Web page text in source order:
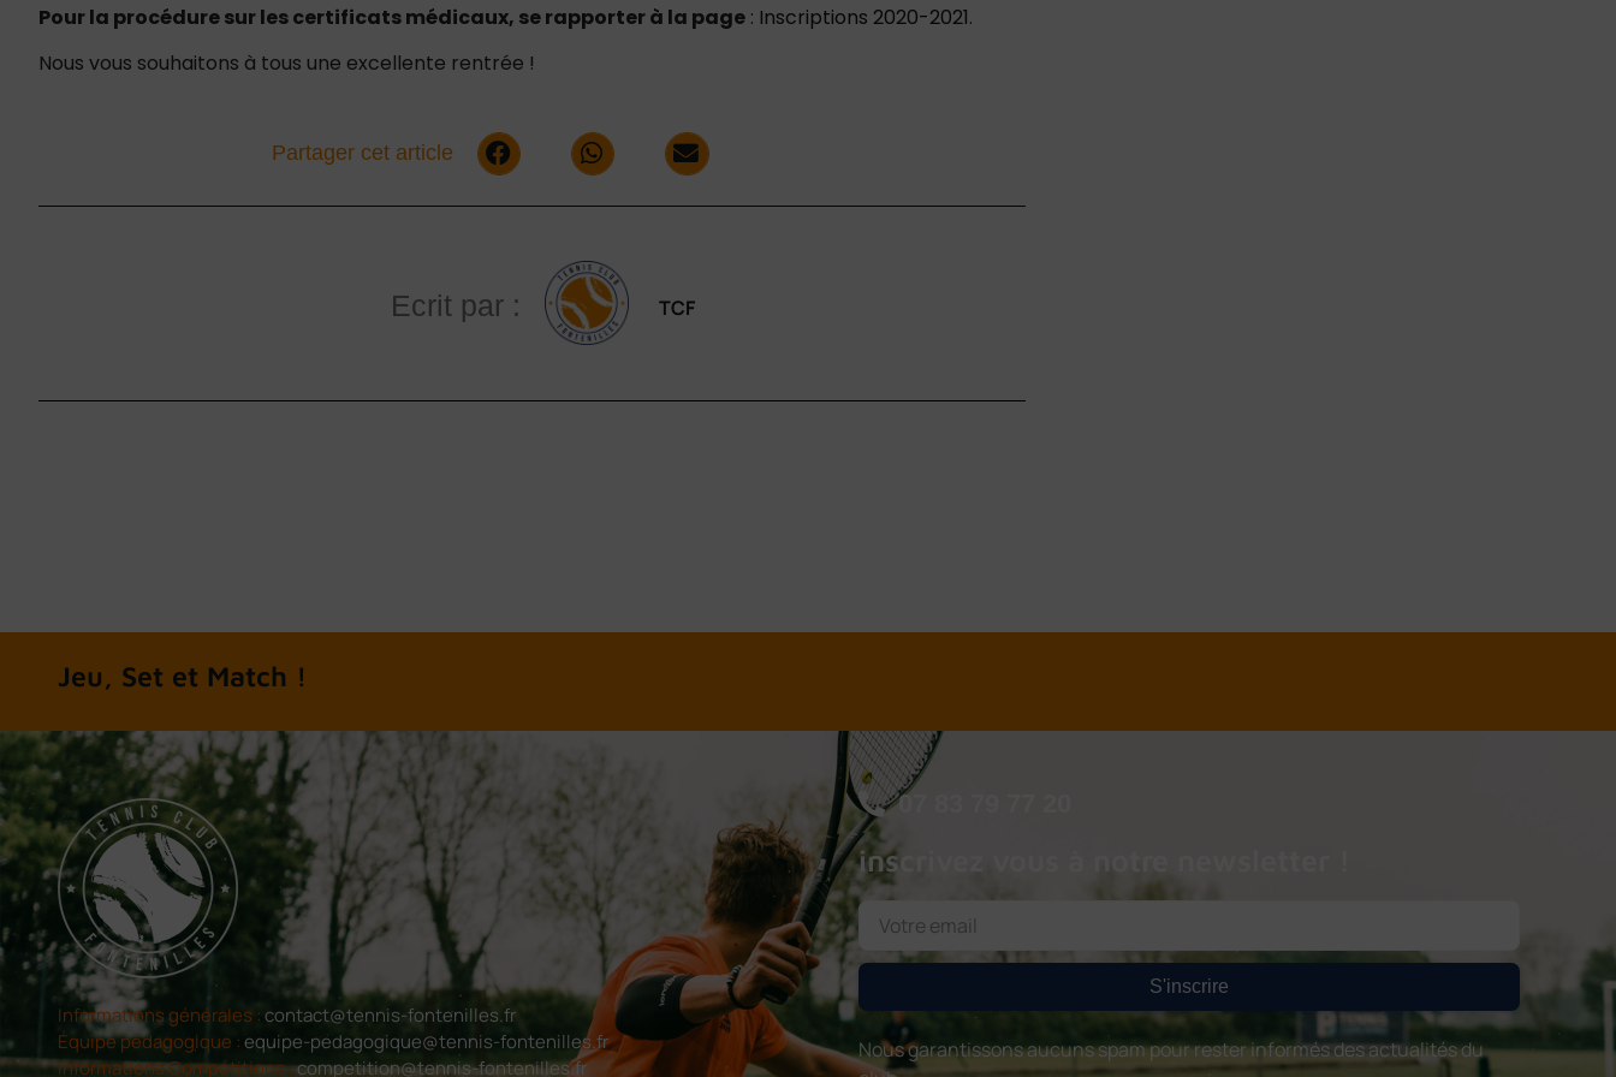
Pour la procédure sur les certificats médicaux, se rapporter à la page : Inscriptions 2020-2021.
Nous vous souhaitons à tous une excellente rentrée !
Partager cet article
Ecrit par : TCF
A chacun son tennis
Informations générales :contact@tennis-fontenilles.fr
Équipe pédagogique :equipe-pedagogique@tennis-fontenilles.fr
Informations Compétitions :competition@tennis-fontenilles.fr
07 83 79 77 20
inscrivez vous à notre newsletter !
S'inscrire
Nous garantissons aucuns spam pour rester informés des actualités du